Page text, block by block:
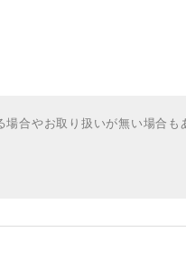
合やお取り扱いが無い場合も